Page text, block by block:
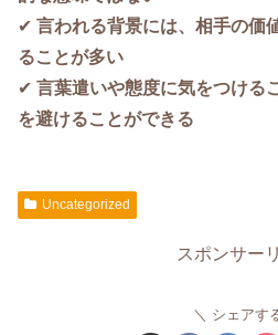
✔ 言われる背景には、相手の価
ることが多い
✔ 言葉遣いや態度に気をつける
を避けることができる
Uncategorized
スポンサー
シェアす